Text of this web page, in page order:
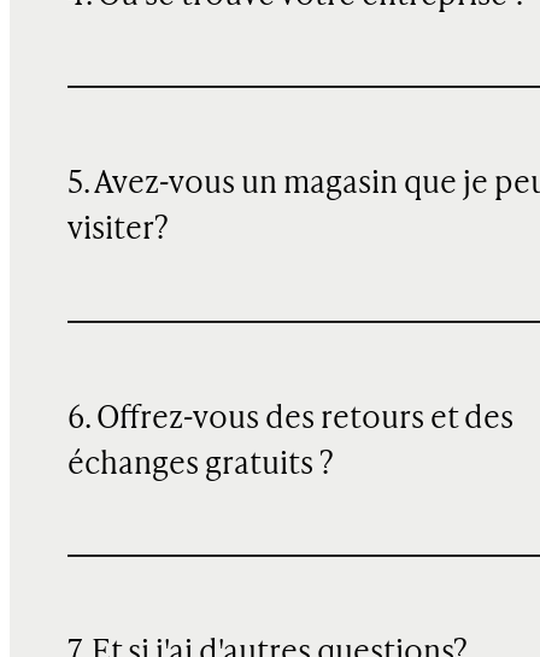
5. Avez-vous un magasin que je
visiter?
6. Offrez-vous des retours et des
échanges gratuits ?